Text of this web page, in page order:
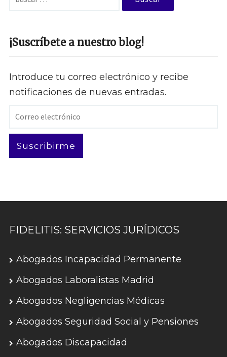
¡Suscríbete a nuestro blog!
Introduce tu correo electrónico y recibe
notificaciones de nuevas entradas.
Correo
Suscribirme
FIDELITIS: SERVICIOS JURÍDICOS
Abogados Incapacidad Permanente
Abogados Laboralistas Madrid
Abogados Negligencias Médicas
Abogados Seguridad Social y Pensiones
Abogados Discapacidad